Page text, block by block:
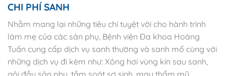
CHI PHÍ SANH
Nhằm mang lại những tiêu chí tuyệt vời cho hành trình
làm mẹ của các sản phụ, Bệnh viện Đa khoa Hoàng
Tuấn cung cấp dịch vụ sanh thường và sanh mổ cùng với
những dịch vụ đi kèm như: Xông hơi vùng kín sau sanh,